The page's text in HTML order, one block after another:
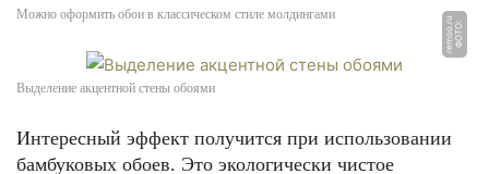
Можно оформить обои в классическом стиле молдингами
Ф
О
Т
О:
r
e
m
o
o.
r
u
Выделение акцентной стены обоями
Интересный эффект получится при использовании
бамбуковых обоев. Это экологически чистое